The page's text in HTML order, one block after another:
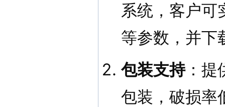
系统，客户可
等参数，并下
包装支持：提
包装，破损率